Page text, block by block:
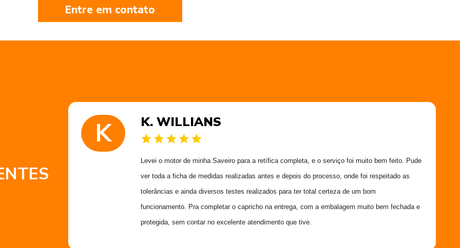
Entre em contato
K K. WILLIANS
Levei o motor de minha Saveiro para a retífica completa, e o serviço foi muito bem feito. Pude
ver toda a ficha de medidas realizadas antes e depois do processo, onde foi respeitado as
tolerâncias e ainda diversos testes realizados para ter total certeza de um bom
funcionamento. Pra completar o capricho na entrega, com a embalagem muito bem fechada e
protegida, sem contar no excelente atendimento que tive.